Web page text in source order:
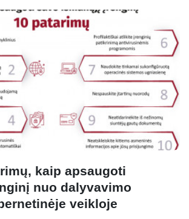
kaip apsaugoti
nuo dalyvavimo
veikloje